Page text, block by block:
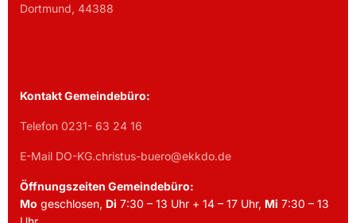
Dortmund, 44388
Kontakt Gemeindebüro:
Telefon 0231- 63 24 16
E-Mail DO-KG.christus-buero@ekkdo.de
Öffnungszeiten Gemeindebüro:
Mo geschlosen, Di 7:30 – 13 Uhr + 14 – 17 Uhr, Mi 7:30 – 13